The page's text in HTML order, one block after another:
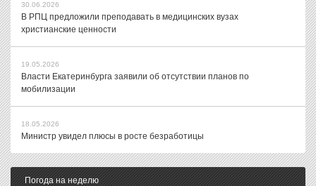
30.06.2026
В РПЦ предложили преподавать в медицинских вузах
христианские ценности
19.05.2026
Власти Екатеринбурга заявили об отсутствии планов по
мобилизации
18.05.2026
Министр увидел плюсы в росте безработицы
Погода на неделю